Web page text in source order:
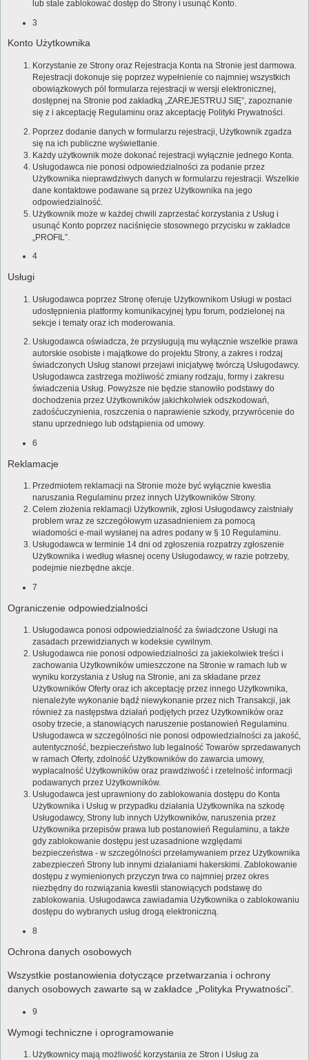
lub stale zablokować dostęp do Strony i usunąć Konto.
3
Konto Użytkownika
Korzystanie ze Strony oraz Rejestracja Konta na Stronie jest darmowa.
Rejestracji dokonuje się poprzez wypełnienie co najmniej wszystkich
obowiązkowych pól formularza rejestracji w wersji elektronicznej,
dostępnej na Stronie pod zakładką „ZAREJESTRUJ SIĘ”, zapoznanie
się z i akceptację Regulaminu oraz akceptację Polityki Prywatności.
Poprzez dodanie danych w formularzu rejestracji, Użytkownik zgadza
się na ich publiczne wyświetlanie.
Każdy użytkownik może dokonać rejestracji wyłącznie jednego Konta.
Usługodawca nie ponosi odpowiedzialności za podanie przez
Użytkownika nieprawdziwych danych w formularzu rejestracji. Wszelkie
dane kontaktowe podawane są przez Użytkownika na jego
odpowiedzialność.
Użytkownik może w każdej chwili zaprzestać korzystania z Usług i
usunąć Konto poprzez naciśnięcie stosownego przycisku w zakładce
„PROFIL”.
4
Usługi
Usługodawca poprzez Stronę oferuje Użytkownikom Usługi w postaci
udostępnienia platformy komunikacyjnej typu forum, podzielonej na
sekcje i tematy oraz ich moderowania.
Usługodawca oświadcza, że przysługują mu wyłącznie wszelkie prawa
autorskie osobiste i majątkowe do projektu Strony, a zakres i rodzaj
świadczonych Usług stanowi przejawi inicjatywę twórczą Usługodawcy.
Usługodawca zastrzega możliwość zmiany rodzaju, formy i zakresu
świadczenia Usług. Powyższe nie będzie stanowiło podstawy do
dochodzenia przez Użytkowników jakichkolwiek odszkodowań,
zadośćuczynienia, roszczenia o naprawienie szkody, przywrócenie do
stanu uprzedniego lub odstąpienia od umowy.
6
Reklamacje
Przedmiotem reklamacji na Stronie może być wyłącznie kwestia
naruszania Regulaminu przez innych Użytkowników Strony.
Celem złożenia reklamacji Użytkownik, zgłosi Usługodawcy zaistniały
problem wraz ze szczegółowym uzasadnieniem za pomocą
wiadomości e-mail wysłanej na adres podany w § 10 Regulaminu.
Usługodawca w terminie 14 dni od zgłoszenia rozpatrzy zgłoszenie
Użytkownika i według własnej oceny Usługodawcy, w razie potrzeby,
podejmie niezbędne akcje.
7
Ograniczenie odpowiedzialności
Usługodawca ponosi odpowiedzialność za świadczone Usługi na
zasadach przewidzianych w kodeksie cywilnym.
Usługodawca nie ponosi odpowiedzialności za jakiekolwiek treści i
zachowania Użytkowników umieszczone na Stronie w ramach lub w
wyniku korzystania z Usług na Stronie, ani za składane przez
Użytkowników Oferty oraz ich akceptację przez innego Użytkownika,
nienależyte wykonanie bądź niewykonanie przez nich Transakcji, jak
również za następstwa działań podjętych przez Użytkowników oraz
osoby trzecie, a stanowiących naruszenie postanowień Regulaminu.
Usługodawca w szczególności nie ponosi odpowiedzialności za jakość,
autentyczność, bezpieczeństwo lub legalność Towarów sprzedawanych
w ramach Oferty, zdolność Użytkowników do zawarcia umowy,
wypłacalność Użytkowników oraz prawdziwość i rzetelność informacji
podawanych przez Użytkowników.
Usługodawca jest uprawniony do zablokowania dostępu do Konta
Użytkownika i Usług w przypadku działania Użytkownika na szkodę
Usługodawcy, Strony lub innych Użytkowników, naruszenia przez
Użytkownika przepisów prawa lub postanowień Regulaminu, a także
gdy zablokowanie dostępu jest uzasadnione względami
bezpieczeństwa - w szczególności przełamywaniem przez Użytkownika
zabezpieczeń Strony lub innymi działaniami hakerskimi. Zablokowanie
dostępu z wymienionych przyczyn trwa co najmniej przez okres
niezbędny do rozwiązania kwestii stanowiących podstawę do
zablokowania. Usługodawca zawiadamia Użytkownika o zablokowaniu
dostępu do wybranych usług drogą elektroniczną.
8
Ochrona danych osobowych
Wszystkie postanowienia dotyczące przetwarzania i ochrony
danych osobowych zawarte są w zakładce „Polityka Prywatności”.
9
Wymogi techniczne i oprogramowanie
Użytkownicy mają możliwość korzystania ze Stron i Usług za